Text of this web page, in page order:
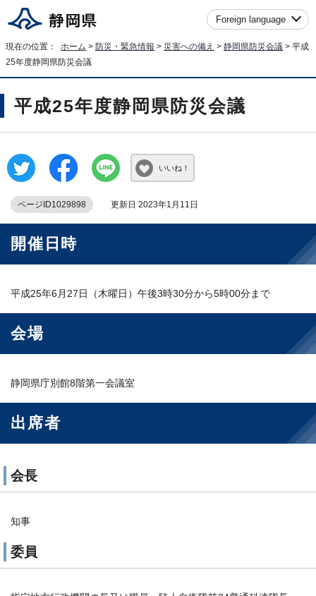
Foreign language
現在の位置： ホーム > 防災・緊急情報 > 災害への備え > 静岡県防災会議 > 平成
25年度静岡県防災会議
平成25年度静岡県防災会議
いいね！
ページID1029898 更新日 2023年1月11日
開催日時
平成25年6月27日（木曜日）午後3時30分から5時00分まで
会場
静岡県庁別館8階第一会議室
出席者
会長
知事
委員